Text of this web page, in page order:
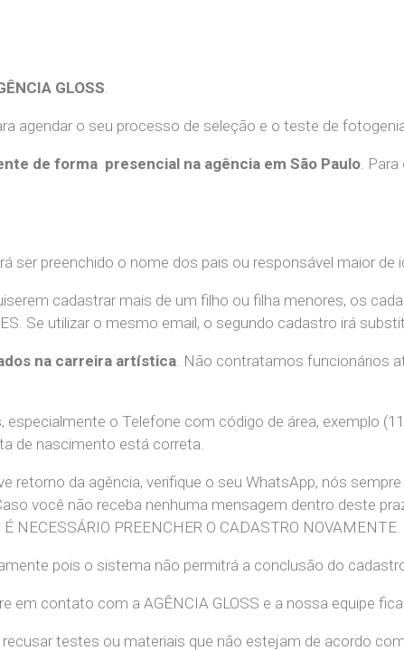
GLOSS
agendar o seu processo de seleção e o teste de
de forma presencial na agência em São Paulo .
ser preenchido o nome dos pais ou responsável maior de
cadastrar mais de um filho ou filha menores, os
Se utilizar o mesmo email, o segundo cadastro irá
na carreira artística . Não contratamos funcionários
o Telefone com código de área, exemplo
de nascimento está correta.
retorno da agência, verifique o seu WhatsApp, nós
você não receba nenhuma mensagem dentro deste
PREENCHER O CADASTRO NOVAMENTE.
pois o sistema não permitrá a conclusão do
em contato com a AGÊNCIA GLOSS e a nossa equipe
recusar testes ou materiais que não estejam de acordo